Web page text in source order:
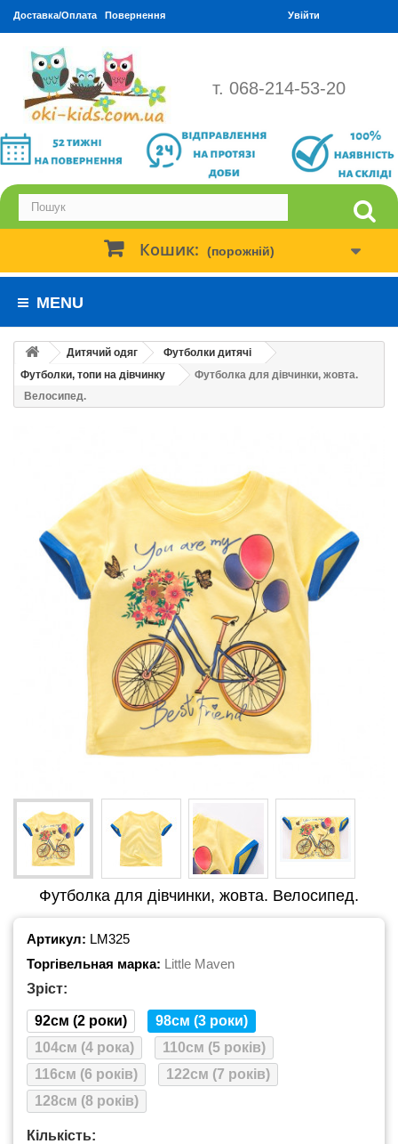
Доставка/Оплата Повернення Увійти
т. 068-214-53-20
Кошик: (порожній)
MENU
Дитячий одяг
Футболки дитячі
Футболки, топи на дівчинку
Футболка для дівчинки, жовта.
Велосипед.
Футболка для дівчинки, жовта. Велосипед.
Артикул: LM325
Торгівельная марка: Little Maven
Зріст:
92см (2 роки)
98см (3 роки)
104см (4 рока)
110см (5 років)
116см (6 років)
122см (7 років)
128см (8 років)
Кількість: